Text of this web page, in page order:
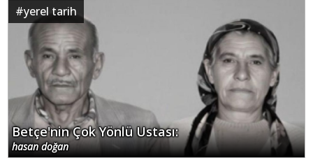
#yerel tarih
Betçe'nin Çok Yönlü Ustası:
hasan doğan